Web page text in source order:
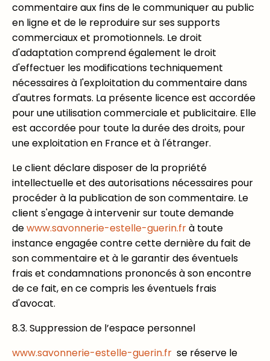
commentaire aux fins de le communiquer au public
en ligne et de le reproduire sur ses supports
commerciaux et promotionnels. Le droit
d'adaptation comprend également le droit
d'effectuer les modifications techniquement
nécessaires à l'exploitation du commentaire dans
d'autres formats. La présente licence est accordée
pour une utilisation commerciale et publicitaire. Elle
est accordée pour toute la durée des droits, pour
une exploitation en France et à l'étranger.
Le client déclare disposer de la propriété
intellectuelle et des autorisations nécessaires pour
procéder à la publication de son commentaire. Le
client s'engage à intervenir sur toute demande
dewww.savonnerie-estelle-guerin.frà toute
instance engagée contre cette dernière du fait de
son commentaire et à le garantir des éventuels
frais et condamnations prononcés à son encontre
de ce fait, en ce compris les éventuels frais
d'avocat.
8.3. Suppression de l’espace personnel
www.savonnerie-estelle-guerin.fr se réserve le